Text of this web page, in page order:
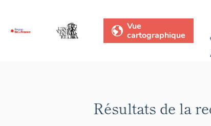
Vue
cartographique
Résultats de la